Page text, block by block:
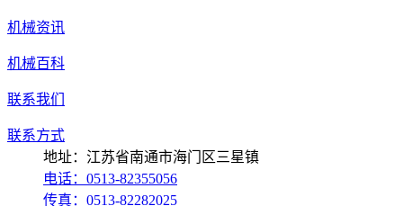
机械资讯
机械百科
联系我们
联系方式
地址：江苏省南通市海门区三星镇
电话：0513-82355056
传真：0513-82282025